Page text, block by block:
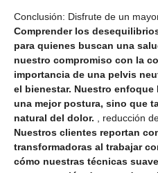
Conclusión: Disfrute de un
Comprender los
para quienes buscan una
nuestro compromiso con la
importancia de una pelvis
el bienestar. Nuestro
una mejor postura, sino que
natural del dolor. , reducción
Nuestros clientes reportan
transformadoras al trabajar
cómo nuestras técnicas